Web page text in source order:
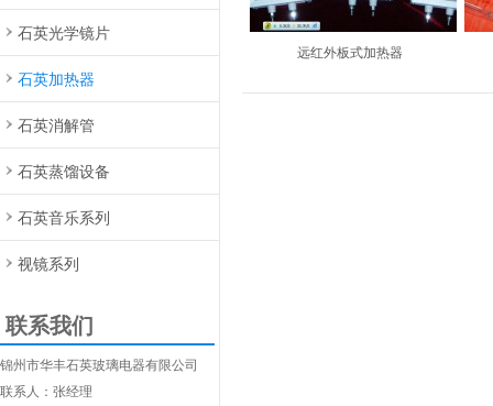
石英光学镜片
石英加热器
石英消解管
石英蒸馏设备
石英音乐系列
视镜系列
联系我们
锦州市华丰石英玻璃电器有限公司
联系人：张经理
远红外板式加热器